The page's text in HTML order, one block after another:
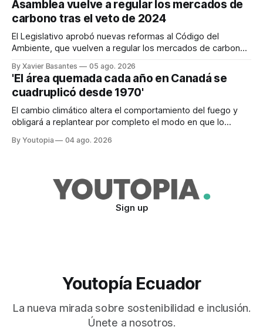
Asamblea vuelve a regular los mercados de
carbono tras el veto de 2024
El Legislativo aprobó nuevas reformas al Código del
Ambiente, que vuelven a regular los mercados de carbono,
By Xavier Basantes 05 ago. 2026
'El área quemada cada año en Canadá se
cuadruplicó desde 1970'
El cambio climático altera el comportamiento del fuego y
obligará a replantear por completo el modo en que lo
By Youtopia 04 ago. 2026
Sign up
Youtopía Ecuador
La nueva mirada sobre sostenibilidad e inclusión.
Únete a nosotros.